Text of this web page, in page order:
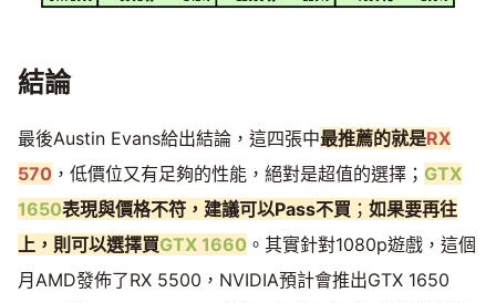
結論
最後Austin Evans給出結論，這四張中最推薦的就是RX
570 ，低價位又有足夠的性能，絕對是超值的選擇； GTX
1650表現與價格不符，建議可以Pass不買 ； 如果要再往
上，則可以選擇買GTX 1660 。其實針對1080p遊戲，這個
月AMD發佈了RX 5500，NVIDIA預計會推出GTX 1650